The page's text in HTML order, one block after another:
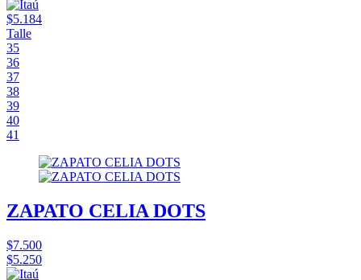
$5.184
Talle
35
36
37
38
39
40
41
ZAPATO CELIA DOTS
$7.500
$5.250